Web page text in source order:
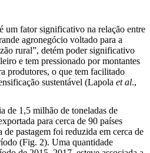
um fator significativo na relação entre
agronegócio voltado para a
rural”, detém poder significativo
e tem pressionado por montantes
produtores, o que tem facilitado
sustentável (Lapola et al.,
de 1,5 milhão de toneladas de
para cerca de 90 países
pastagem foi reduzida em cerca de
(Fig. 2). Uma quantidade